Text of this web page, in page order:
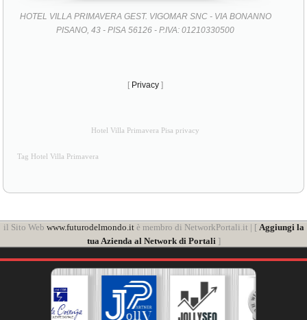
HOTEL VILLA PRIMAVERA GEST. VIGOMAR SNC - VIA BONANNO
PISANO, 43 - PISA 56126 - P.IVA: 01210330500
[ Privacy ]
Hotel Villa Primavera Pisa privacy
Tag Hotel Villa Primavera
il Sito Web www.futurodelmondo.itè membro di NetworkPortali.it | [ Aggiungi la
tua Azienda al Network di Portali ]